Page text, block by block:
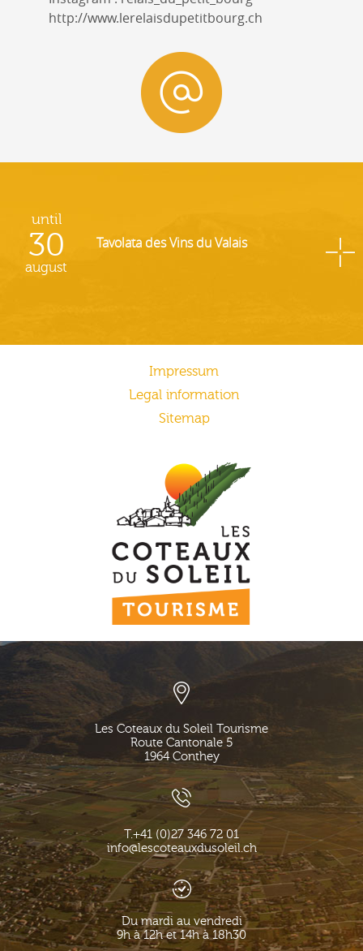
http://www.lerelaisdupetitbourg.ch
until
30
august
Tavolata des Vins du Valais
Impressum
Legal information
Sitemap
Les Coteaux du Soleil Tourisme
Route Cantonale 5
1964 Conthey
T.+41 (0)27 346 72 01
info@lescoteauxdusoleil.ch
Du mardi au vendredi
9h à 12h et 14h à 18h30